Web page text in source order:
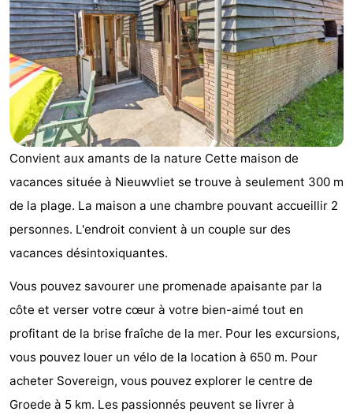
enfants
la
nuit
Appartements
Campings
Chaumières
Bad
-
Resort
De
-
Noordzee
Cadzand-
-
Nieuwvliet-
Schoneveld
-
Convient aux amants de la nature Cette maison de
vacances située à Nieuwvliet se trouve à seulement 300 m
de la plage. La maison a une chambre pouvant accueillir 2
personnes. L'endroit convient à un couple sur des
vacances désintoxiquantes.
Vous pouvez savourer une promenade apaisante par la
côte et verser votre cœur à votre bien-aimé tout en
profitant de la brise fraîche de la mer. Pour les excursions,
vous pouvez louer un vélo de la location à 650 m. Pour
acheter Sovereign, vous pouvez explorer le centre de
Groede à 5 km. Les passionnés peuvent se livrer à